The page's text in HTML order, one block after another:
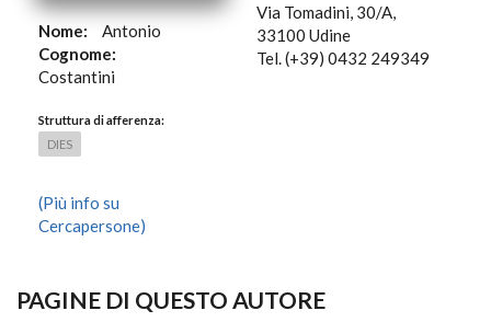
Nome:
Antonio
Cognome:
Costantini
Struttura di afferenza:
DIES
(Più info su
Cercapersone)
Via Tomadini, 30/A,
33100 Udine
Tel. (+39) 0432 249349
PAGINE DI QUESTO AUTORE